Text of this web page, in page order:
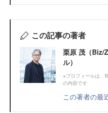
この記事の著者
栗原 茂（Biz/
ル）
※プロフィールは、
の内容です
この著者の最